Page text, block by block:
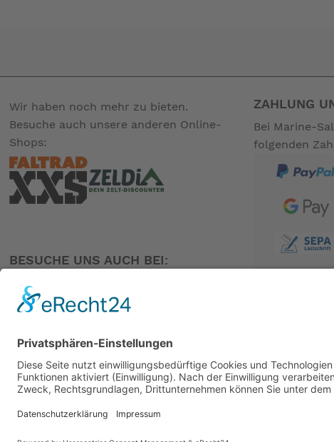
Wir haben noch mehr zu bieten.
Besuche auch unsere anderen Online-
Shops:
BESUCHE UNS AUCH BEI:
ZAHLUNG
Bei Marine-
folgenden